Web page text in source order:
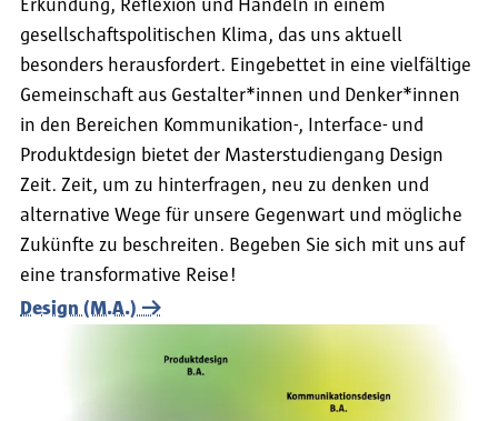
Erkundung, Reflexion und Handeln in einem
gesellschaftspolitischen Klima, das uns aktuell
besonders herausfordert. Eingebettet in eine vielfältige
Gemeinschaft aus Gestalter*innen und Denker*innen
in den Bereichen Kommunikation-, Interface- und
Produktdesign bietet der Masterstudiengang Design
Zeit. Zeit, um zu hinterfragen, neu zu denken und
alternative Wege für unsere Gegenwart und mögliche
Zukünfte zu beschreiten. Begeben Sie sich mit uns auf
eine transformative Reise!
Design (M.A.)